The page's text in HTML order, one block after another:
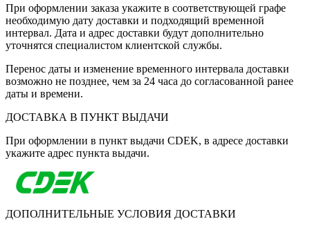
При оформлении заказа укажите в соответствующей графе
необходимую дату доставки и подходящий временной
интервал. Дата и адрес доставки будут дополнительно
уточнятся специалистом клиентской службы.
Перенос даты и изменение временного интервала доставки
возможно не позднее, чем за 24 часа до согласованной ранее
даты и времени.
ДОСТАВКА В ПУНКТ ВЫДАЧИ
При оформлении в пункт выдачи CDEK, в адресе доставки
укажите адрес пункта выдачи.
ДОПОЛНИТЕЛЬНЫЕ УСЛОВИЯ ДОСТАВКИ